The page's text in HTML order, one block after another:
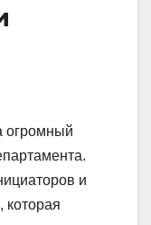
огромный
и
которая